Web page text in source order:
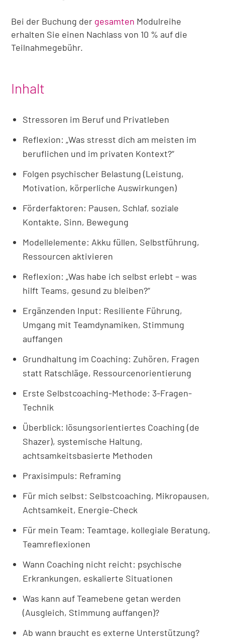
Bei der Buchung der gesamten Modulreihe
erhalten Sie einen Nachlass von 10 % auf die
Teilnahmegebühr.
Inhalt
Stressoren im Beruf und Privatleben
Reflexion: „Was stresst dich am meisten im
beruflichen und im privaten Kontext?“
Folgen psychischer Belastung (Leistung,
Motivation, körperliche Auswirkungen)
Förderfaktoren: Pausen, Schlaf, soziale
Kontakte, Sinn, Bewegung
Modellelemente: Akku füllen, Selbstführung,
Ressourcen aktivieren
Reflexion: „Was habe ich selbst erlebt – was
hilft Teams, gesund zu bleiben?“
Ergänzenden Input: Resiliente Führung,
Umgang mit Teamdynamiken, Stimmung
auffangen
Grundhaltung im Coaching: Zuhören, Fragen
statt Ratschläge, Ressourcenorientierung
Erste Selbstcoaching-Methode: 3-Fragen-
Technik
Überblick: lösungsorientiertes Coaching (de
Shazer), systemische Haltung,
achtsamkeitsbasierte Methoden
Praxisimpuls: Reframing
Für mich selbst: Selbstcoaching, Mikropausen,
Achtsamkeit, Energie-Check
Für mein Team: Teamtage, kollegiale Beratung,
Teamreflexionen
Wann Coaching nicht reicht: psychische
Erkrankungen, eskalierte Situationen
Was kann auf Teamebene getan werden
(Ausgleich, Stimmung auffangen)?
Ab wann braucht es externe Unterstützung?